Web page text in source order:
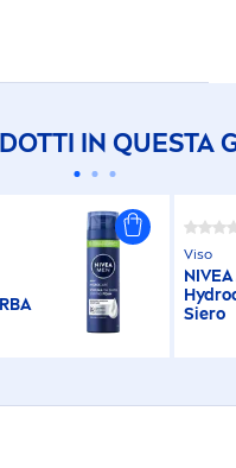
IN QUESTA
Viso
NIVEA
Hydro
Siero